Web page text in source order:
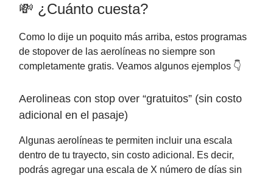
💸 ¿Cuánto cuesta?
Como lo dije un poquito más arriba, estos programas
de stopover de las aerolíneas no siempre son
completamente gratis. Veamos algunos ejemplos 👇️
Aerolineas con stop over “gratuitos” (sin costo
adicional en el pasaje)
Algunas aerolíneas te permiten incluir una escala
dentro de tu trayecto, sin costo adicional. Es decir,
podrás agregar una escala de X número de días sin